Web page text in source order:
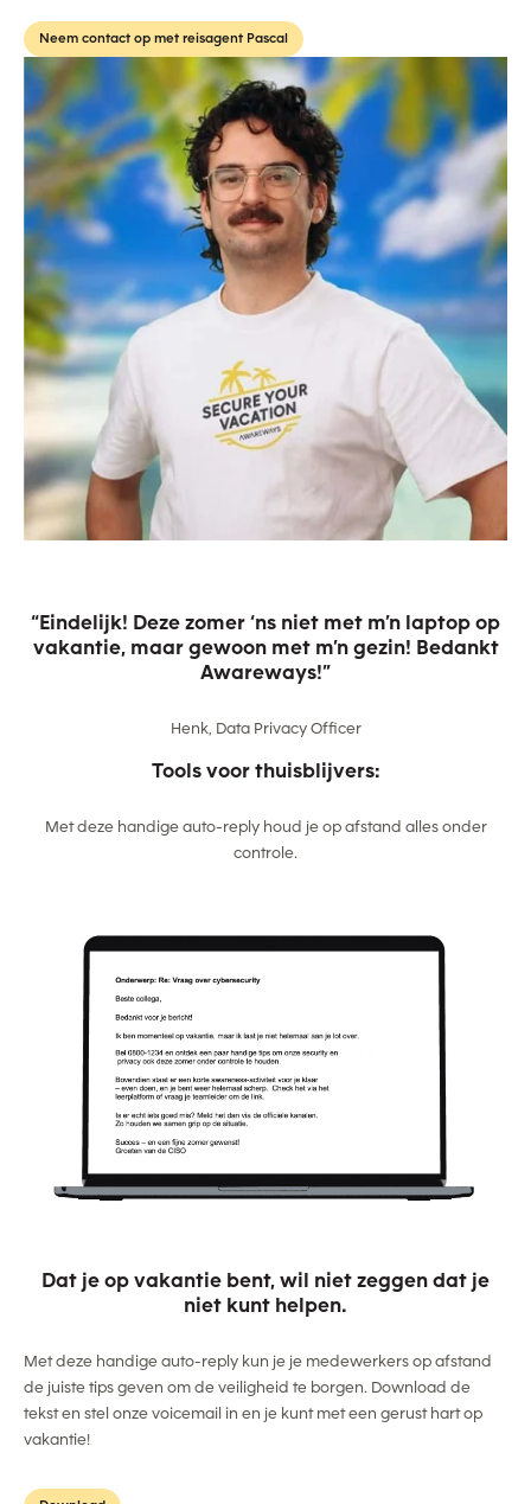
Neem contact op met reisagent Pascal
“Eindelijk! Deze zomer ‘ns niet met m’n laptop op
vakantie, maar gewoon met m’n gezin! Bedankt
Awareways!”
Henk, Data Privacy Officer
Tools voor thuisblijvers:
Met deze handige auto-reply houd je op afstand alles onder
controle.
Dat je op vakantie bent, wil niet zeggen dat je
niet kunt helpen.
Met deze handige auto-reply kun je je medewerkers op afstand
de juiste tips geven om de veiligheid te borgen. Download de
tekst en stel onze voicemail in en je kunt met een gerust hart op
vakantie!